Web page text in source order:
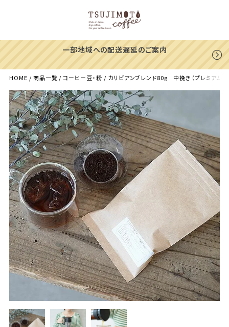
一部地域への配送遅延のご案内
HOME 商品一覧 コーヒー豆・粉 カリビアンブレンド80g 中挽き（プレミアム